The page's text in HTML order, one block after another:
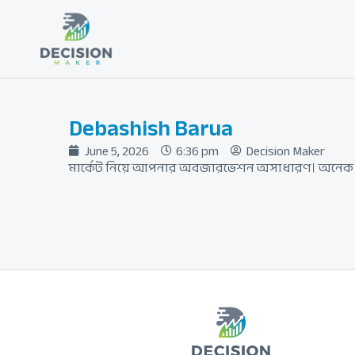
Debashish Barua
June 5, 2026 6:36 pm Decision Maker
মার্কেট নিয়ে আপনার অবজারভেশন অসাধারণ। অনেক